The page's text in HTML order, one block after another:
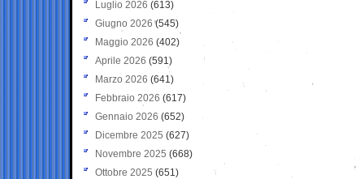
Luglio 2026 (613)
Giugno 2026 (545)
Maggio 2026 (402)
Aprile 2026 (591)
Marzo 2026 (641)
Febbraio 2026 (617)
Gennaio 2026 (652)
Dicembre 2025 (627)
Novembre 2025 (668)
Ottobre 2025 (651)